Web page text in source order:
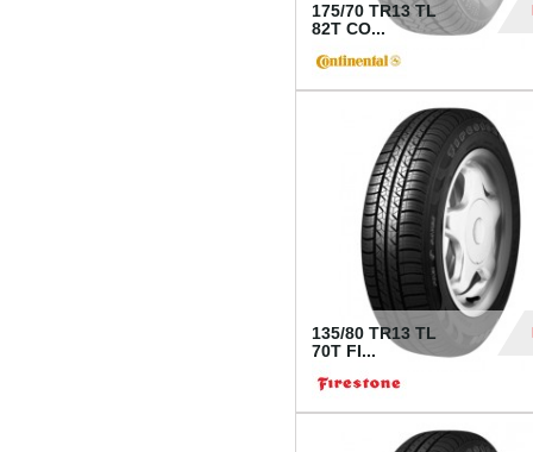
175/70 TR13 TL
82T CO...
135/80 TR13 TL
70T FI...